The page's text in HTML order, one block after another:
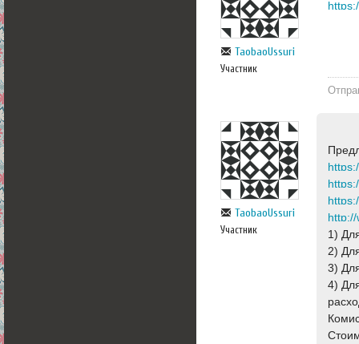
TaobaoUssuri
Участник
TaobaoUssuri
Участник
1)
2)
3)
4)